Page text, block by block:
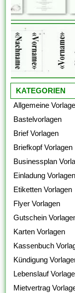
KATEGORIEN
Allgemeine
Bastelvorlagen
Brief Vorlagen
Briefkopf Vorlagen
Businessplan
Einladung Vorlagen
Etiketten Vorlagen
Flyer Vorlagen
Gutschein
Karten Vorlagen
Kassenbuch
Kündigung
Lebenslauf
Mietvertrag